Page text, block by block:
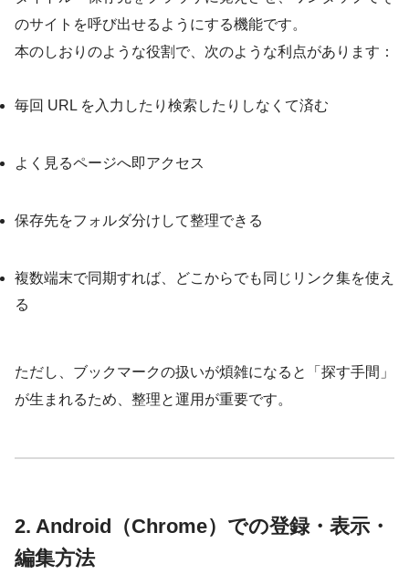
のサイトを呼び出せるようにする機能です。
本のしおりのような役割で、次のような利点があります：
毎回 URL を入力したり検索したりしなくて済む
よく見るページへ即アクセス
保存先をフォルダ分けして整理できる
複数端末で同期すれば、どこからでも同じリンク集を使え
る
ただし、ブックマークの扱いが煩雑になると「探す手間」
が生まれるため、整理と運用が重要です。
2. Android（Chrome）での登録・表示・
編集方法